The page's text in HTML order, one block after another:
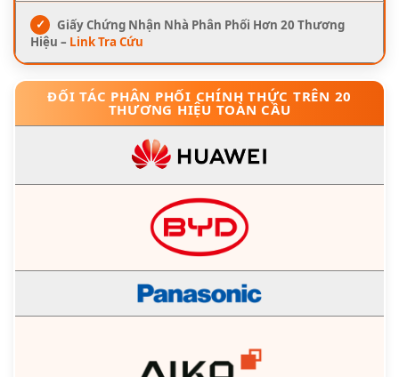
✓
Giấy Chứng Nhận Nhà Phân Phối Hơn 20 Thương
Hiệu – Link Tra Cứu
ĐỐI TÁC PHÂN PHỐI CHÍNH THỨC TRÊN 20
THƯƠNG HIỆU TOÀN CẦU